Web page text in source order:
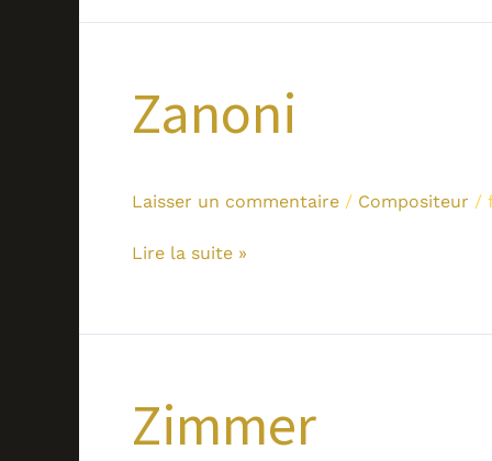
Zanoni
Laisser un commentaire / Compositeur /
Lire la suite »
Zimmer